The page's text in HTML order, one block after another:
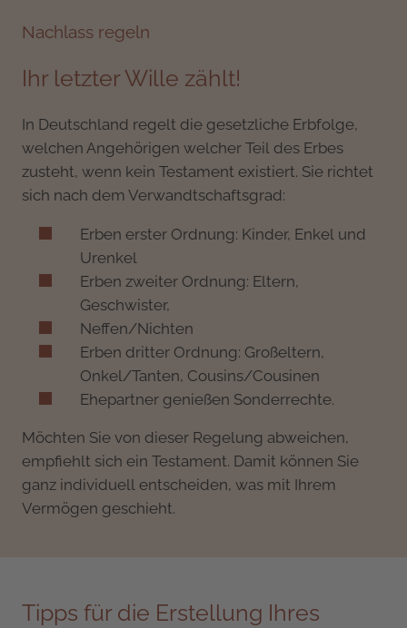
Nachlass regeln
Ihr letzter Wille zählt!
In Deutschland regelt die gesetzliche Erbfolge,
welchen Angehörigen welcher Teil des Erbes
zusteht, wenn kein Testament existiert. Sie richtet
sich nach dem Verwandtschaftsgrad:
Erben erster Ordnung: Kinder, Enkel und
Urenkel
Erben zweiter Ordnung: Eltern,
Geschwister,
Neffen/Nichten
Erben dritter Ordnung: Großeltern,
Onkel/Tanten, Cousins/Cousinen
Ehepartner genießen Sonderrechte.
Möchten Sie von dieser Regelung abweichen,
empfiehlt sich ein Testament. Damit können Sie
ganz individuell entscheiden, was mit Ihrem
Vermögen geschieht.
Tipps für die Erstellung Ihres